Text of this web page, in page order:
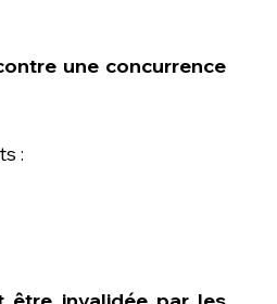
une concurrence
: